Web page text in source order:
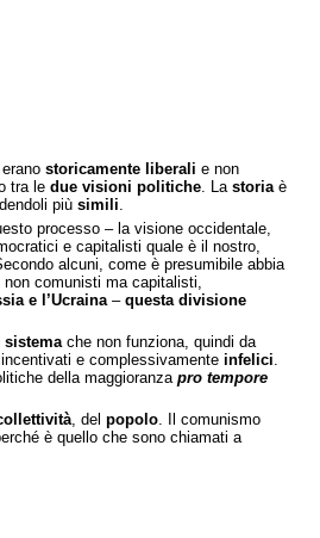
storicamente liberali e non
tra le due visioni politiche. La storiaè
più simili.
processo – la visione occidentale,
e capitalisti quale è il nostro,
alcuni, come è presumibile abbia
comunisti ma capitalisti,
e l’Ucraina– questa divisione
sistemache non funziona, quindi da
e complessivamente infelici.
della maggioranza pro tempore
, del popolo. Il comunismo
è quello che sono chiamati a